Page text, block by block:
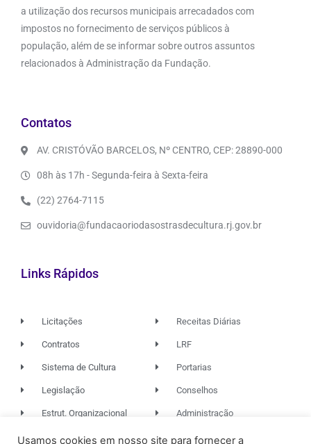
a utilização dos recursos municipais arrecadados com
impostos no fornecimento de serviços públicos à
população, além de se informar sobre outros assuntos
relacionados à Administração da Fundação.
Contatos
AV. CRISTÓVÃO BARCELOS, Nº CENTRO, CEP: 28890-000
08h às 17h - Segunda-feira à Sexta-feira
(22) 2764-7115
ouvidoria@fundacaoriodasostrasdecultura.rj.gov.br
Links Rápidos
Licitações
Contratos
Sistema de Cultura
Legislação
Estrut. Organizacional
Receitas Diárias
LRF
Portarias
Conselhos
Administração
Usamos cookies em nosso site para fornecer a